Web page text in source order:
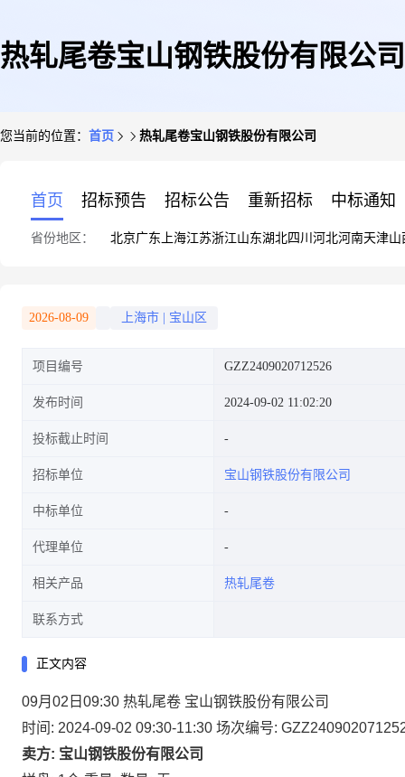
热轧尾卷宝山钢铁股份有限公司
您当前的位置： 首页 热轧尾卷宝山钢铁股份有限公司
首页 招标预告 招标公告 重新招标 中标通知
省份地区： 北京广东 上海江苏浙江山东湖北四川 河北河南天津山
2026-08-09 上海市 宝山区
项目编号 GZZ2409020712526
发布时间 2024-09-02 11:02:20
投标截止时间
招标单位 宝山钢铁股份有限公司
中标单位
代理单位
相关产品 热轧尾卷
联系方式
正文内容
09月02日09:30 热轧尾卷 宝山钢铁股份有限公司
时间: 2024-09-02 09:30-11:30 场次编号:
卖方: 宝山钢铁股份有限公司